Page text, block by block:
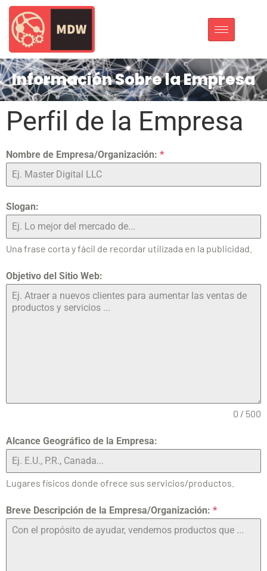
Información Sobre la Empresa
Perfil de la Empresa
Nombre de Empresa/Organización: *
Slogan:
Una frase corta y fácil de recordar utilizada en la publicidad.
Objetivo del Sitio Web:
0 / 500
Alcance Geográfico de la Empresa:
Lugares físicos donde ofrece sus servicios/productos.
Breve Descripción de la Empresa/Organización: *